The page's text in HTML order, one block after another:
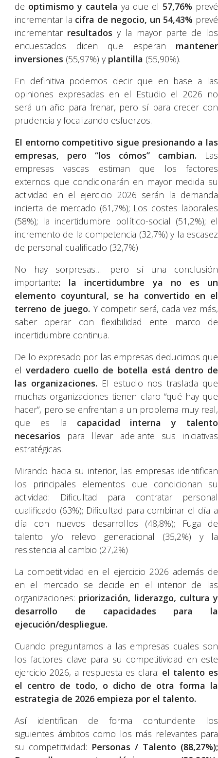
de optimismo y cautela ya que el 57,76% prevé
incrementar la cifra de negocio, un 54,43% prevé
incrementar resultadosy la mayor parte de los
encuestados dicen que esperan mantener
inversiones (55,97%) y plantilla (55,90%).
En definitiva podemos decir que en base a las
opiniones expresadas en el Estudio el 2026 no
será un año para frenar, pero sí para crecer con
prudencia y focalizando esfuerzos.
El entorno competitivo sigue presionando a las
empresas, pero “los cómos” cambian. Las
empresas vascas estiman que los factores
externos que condicionarán en mayor medida su
actividad en el ejercicio 2026 serán la demanda
incierta de mercado (61,7%); Los costes laborales
(58%); la incertidumbre político-social (51,2%); el
incremento de la competencia (32,7%) y la escasez
de personal cualificado (32,7%)
No hay sorpresas… pero sí una conclusión
importante: la incertidumbre ya no es un
elemento coyuntural, se ha convertido en el
terreno de juego. Y competir será, cada vez más,
saber operar con flexibilidad ente marco de
incertidumbre continua.
De lo expresado por las empresas deducimos que
el verdadero cuello de botella está dentro de
las organizaciones. El estudio nos traslada que
muchas organizaciones tienen claro “qué hay que
hacer”, pero se enfrentan a un problema muy real,
que es la capacidad interna y talento
necesarios para llevar adelante sus iniciativas
estratégicas.
Mirando hacia su interior, las empresas identifican
los principales elementos que condicionan su
actividad: Dificultad para contratar personal
cualificado (63%); Dificultad para combinar el día a
día con nuevos desarrollos (48,8%); Fuga de
talento y/o relevo generacional (35,2%) y la
resistencia al cambio (27,2%)
La competitividad en el ejercicio 2026 además de
en el mercado se decide en el interior de las
organizaciones: priorización, liderazgo, cultura y
desarrollo de capacidades para la
ejecución/despliegue.
Cuando preguntamos a las empresas cuales son
los factores clave para su competitividad en este
ejercicio 2026, a respuesta es clara: el talento es
el centro de todo, o dicho de otra forma la
estrategia de 2026 empieza por el talento.
Así identifican de forma contundente los
siguientes ámbitos como los más relevantes para
su competitividad: Personas / Talento (88,27%);